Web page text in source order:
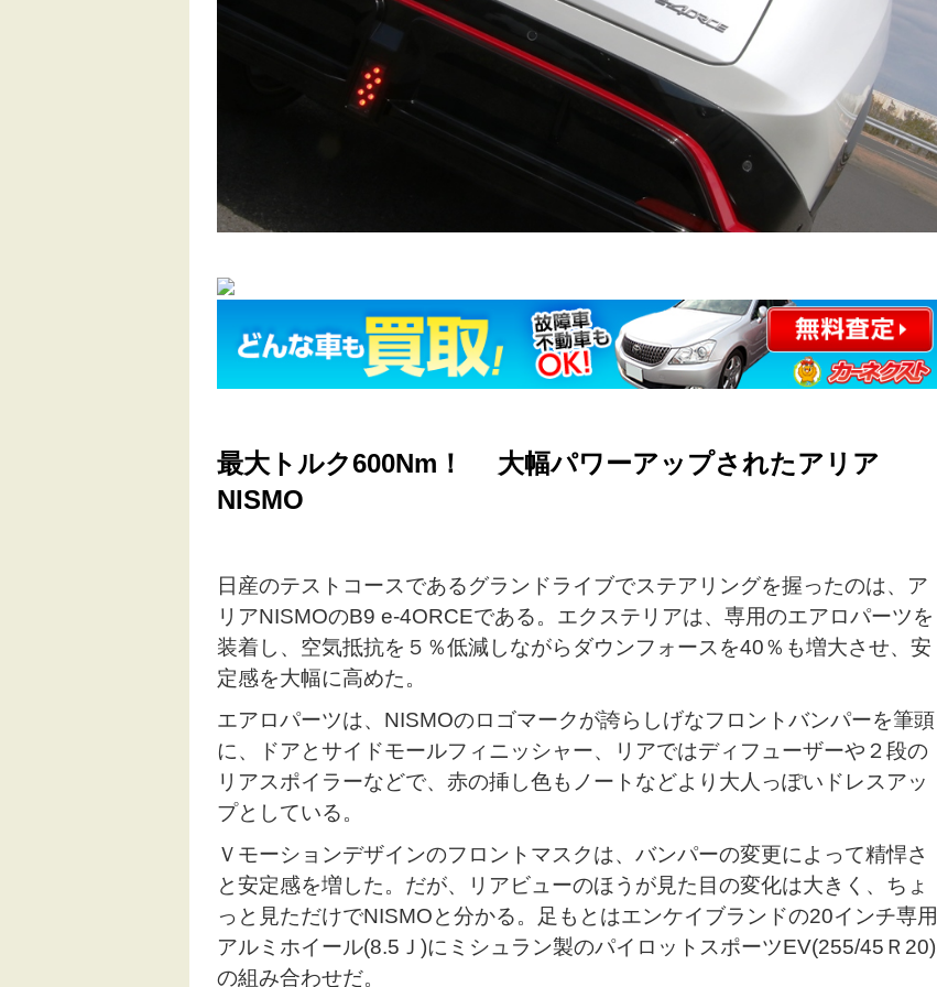
最大トルク600Nm！ 大幅パワーアップされたアリア
NISMO
日産のテストコースであるグランドライブでステアリングを握ったのは、ア
リアNISMOのB9 e-4ORCEである。エクステリアは、専用のエアロパーツを
装着し、空気抵抗を５％低減しながらダウンフォースを40％も増大させ、安
定感を大幅に高めた。
エアロパーツは、NISMOのロゴマークが誇らしげなフロントバンパーを筆頭
に、ドアとサイドモールフィニッシャー、リアではディフューザーや２段の
リアスポイラーなどで、赤の挿し色もノートなどより大人っぽいドレスアッ
プとしている。
Ｖモーションデザインのフロントマスクは、バンパーの変更によって精悍さ
と安定感を増した。だが、リアビューのほうが見た目の変化は大きく、ちょ
っと見ただけでNISMOと分かる。足もとはエンケイブランドの20インチ専用
アルミホイール(8.5Ｊ)にミシュラン製のパイロットスポーツEV(255/45Ｒ20)
の組み合わせだ。